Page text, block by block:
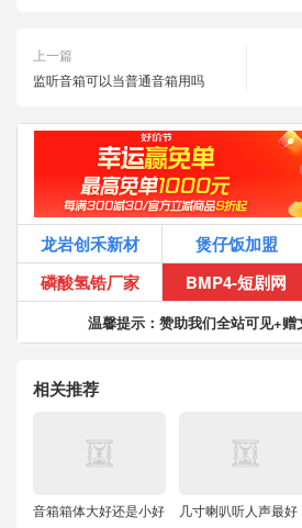
上一篇
监听音箱可以当普通音箱用吗
龙岩创禾新材 煲仔饭加盟
磷酸氢锆厂家
BMP4-短剧网
温馨提示：赞助我们全站可见+赠
相关推荐
音箱箱体大好还是小好 几寸喇叭听人声最好